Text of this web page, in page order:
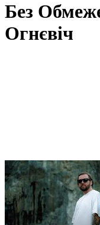
Без
Огнєвіч